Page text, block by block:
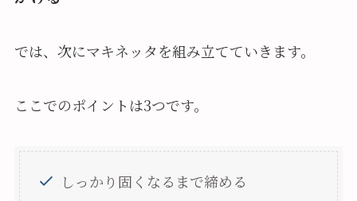
では、次にマキネッタを組み立てていきます。
ここでのポイントは3つです。
しっかり固くなるまで締める